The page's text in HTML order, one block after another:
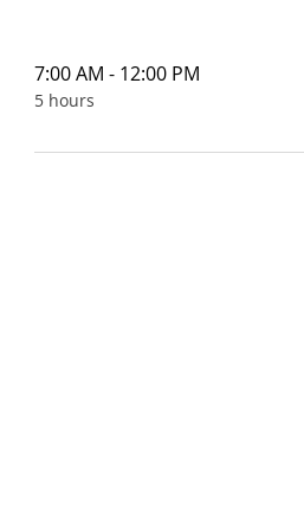
7:00 AM - 12:00 PM
5 hours